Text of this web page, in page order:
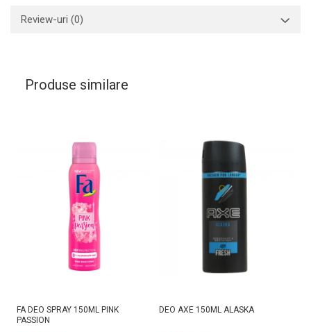
Review-uri (0)
Produse similare
FA DEO SPRAY 150ML PINK
PASSION
DEO AXE 150ML ALASKA